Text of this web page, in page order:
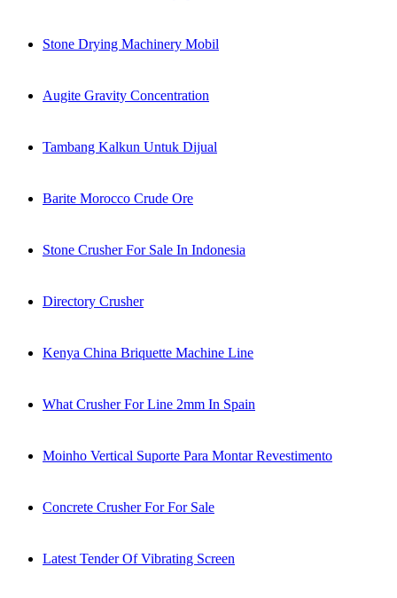
Stone Drying Machinery Mobil
Augite Gravity Concentration
Tambang Kalkun Untuk Dijual
Barite Morocco Crude Ore
Stone Crusher For Sale In Indonesia
Directory Crusher
Kenya China Briquette Machine Line
What Crusher For Line 2mm In Spain
Moinho Vertical Suporte Para Montar Revestimento
Concrete Crusher For For Sale
Latest Tender Of Vibrating Screen